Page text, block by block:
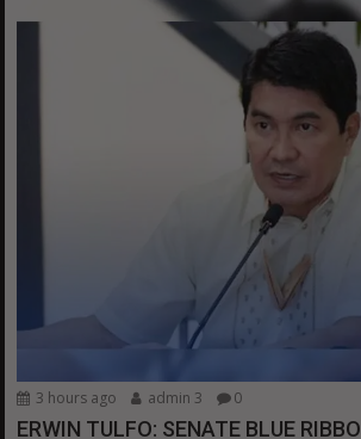
3 hours ago admin 3 0
ERWIN TULFO: SENATE BLUE